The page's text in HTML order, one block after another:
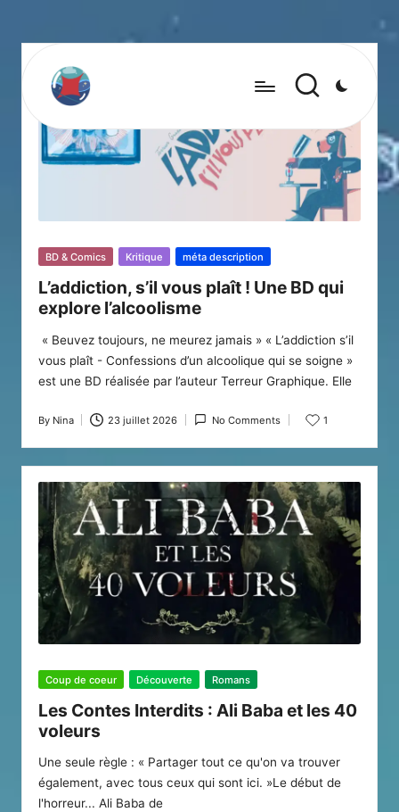
Posted
BD & Comics Kritique méta description
L’addiction, s’il vous plaît ! Une BD qui
explore l’alcoolisme
« Beuvez toujours, ne meurez jamais » « L’addiction s’il
vous plaît - Confessions d’un alcoolique qui se soigne »
est une BD réalisée par l’auteur Terreur Graphique. Elle
Posted
by
By Nina 23 juillet 2026 No Comments 1
Posted
Coup de coeur Découverte Romans
Les Contes Interdits : Ali Baba et les 40
voleurs
Une seule règle : « Partager tout ce qu'on va trouver
également, avec tous ceux qui sont ici. »Le début de
l'horreur... Ali Baba de